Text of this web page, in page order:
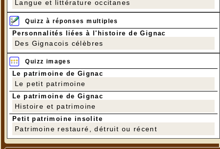
Langue et littérature occitanes
Quizz à réponses multiples
Personnalités liées à l'histoire de Gignac
Des Gignacois célèbres
Quizz images
Le patrimoine de Gignac
Le petit patrimoine
Le patrimoine de Gignac
Histoire et patrimoine
Petit patrimoine insolite
Patrimoine restauré, détruit ou récent